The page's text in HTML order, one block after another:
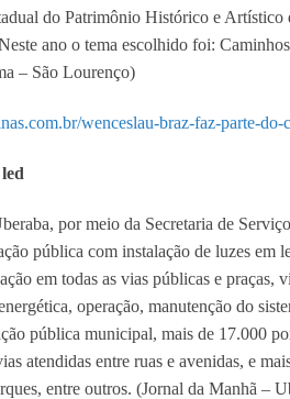
do Patrimônio Histórico e
ano o tema escolhido foi:
– São Lourenço)
wenceslau-braz-faz-parte-
por meio da Secretaria de
pública com instalação de luzes em
em todas as vias públicas e praças,
operação, manutenção do
pública municipal, mais de 17.000
atendidas entre ruas e avenidas, e
entre outros. (Jornal da Manhã –